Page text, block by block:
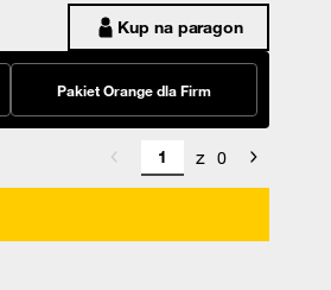
Kup na paragon
Pakiet Orange dla Firm
z 0